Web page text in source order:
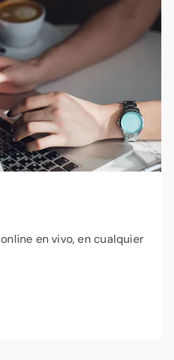
avanzada, una aplicación
su red y soporte
momento desde tan solo
al mes.
y soporte técnico
las 24 horas por solo
al mes.
en vivo, en cualquier